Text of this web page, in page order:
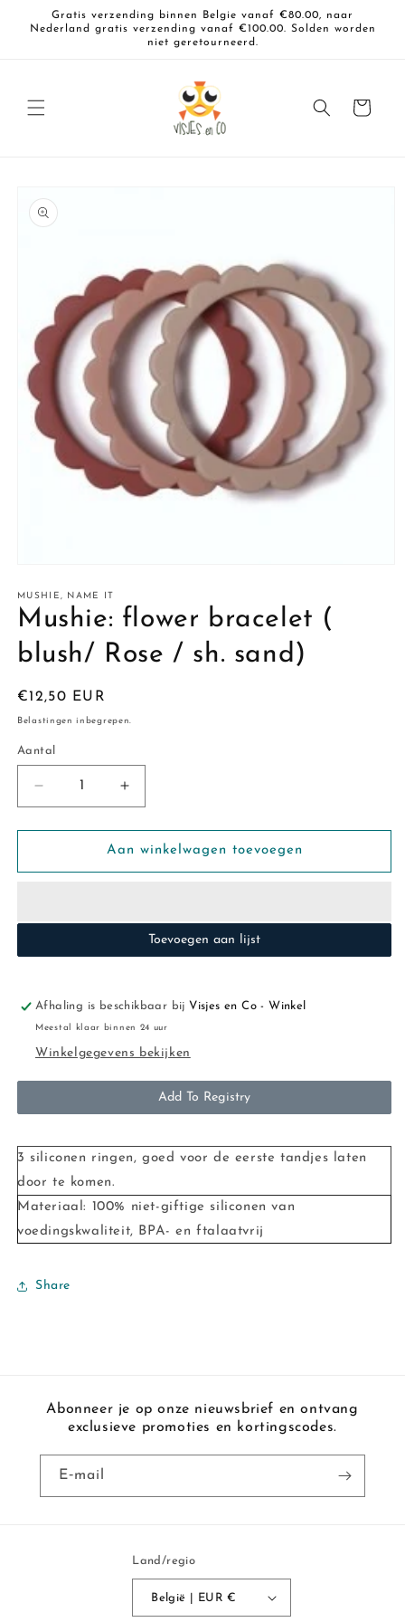
naar de
content
Gratis verzending binnen Belgie vanaf €80.00, naar
Nederland gratis verzending vanaf €100.00. Solden worden
niet geretourneerd.
Winkelwagen
openen
in
modaal
MUSHIE, NAME IT
Mushie: flower bracelet (
blush/ Rose / sh. sand)
Normale
prijs
€12,50 EUR
Belastingen inbegrepen.
Aantal
Aantal
Aantal
verlagen
voor
flower
blush/
sand)
Aantal
verhogen
voor
Mushie:
flower
blush/
Rose
sand)
Aan winkelwagen toevoegen
Toevoegen aan lijst
Afhaling is beschikbaar bijVisjes en Co - Winkel
Meestal klaar binnen 24 uur
Winkelgegevens bekijken
Add To Registry
3 siliconen ringen, goed voor de eerste tandjes laten
door te komen.
Materiaal: 100% niet-giftige siliconen van
voedingskwaliteit, BPA- en ftalaatvrij
Share
Abonneer je op onze nieuwsbrief en ontvang
exclusieve promoties en kortingscodes.
E‑mail
Land/regio
België | EUR €